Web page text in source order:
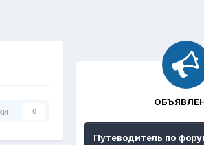
0
Путеводитель по